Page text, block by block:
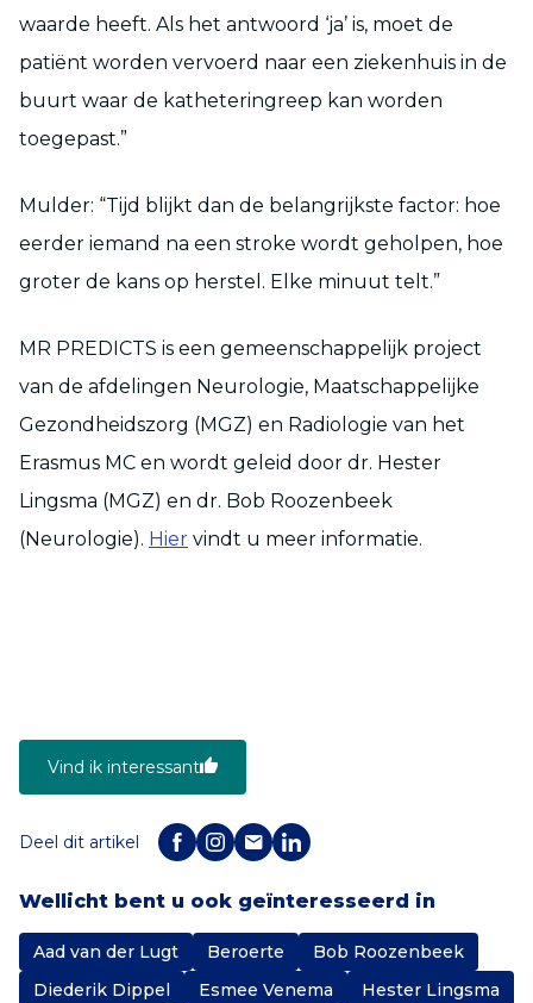
waarde heeft. Als het antwoord ‘ja’ is, moet de
patiënt worden vervoerd naar een ziekenhuis in de
buurt waar de katheteringreep kan worden
toegepast.”
Mulder: “Tijd blijkt dan de belangrijkste factor: hoe
eerder iemand na een stroke wordt geholpen, hoe
groter de kans op herstel. Elke minuut telt.”
MR PREDICTS is een gemeenschappelijk project
van de afdelingen Neurologie, Maatschappelijke
Gezondheidszorg (MGZ) en Radiologie van het
Erasmus MC en wordt geleid door dr. Hester
Lingsma (MGZ) en dr. Bob Roozenbeek
(Neurologie). Hier vindt u meer informatie.
Vind ik interessant
Deel dit artikel
Wellicht bent u ook geïnteresseerd in
Aad van der Lugt Beroerte
Bob Roozenbeek
Diederik Dippel
Esmee Venema
Hester Lingsma